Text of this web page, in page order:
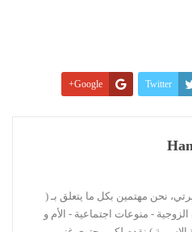
Twitter
Google+
نحن مهتمين بكل ما يتعلق بـ (
الزوجية - منوعات اجتماعية - الأم و